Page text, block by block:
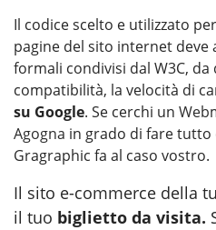
Il codice scelto e utilizzato
pagine del sito internet deve
formali condivisi dal W3C,
compatibilità, la velocità di
su Google. Se cerchi un
Agogna in grado di fare tutto
Gragraphic fa al caso vostro.
Il sito e-commerce della
il tuo biglietto da visita.